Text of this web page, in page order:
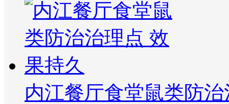
内江餐厅食堂鼠类防